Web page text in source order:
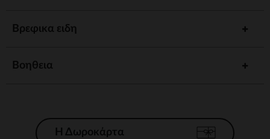
Βρεφικα ειδη
Βοηθεια
Η Δωροκάρτα